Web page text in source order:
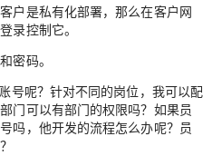
户是私有化部署，那么在客户网
录控制它。
密码。
号呢？针对不同的岗位，我可以配
门可以有部门的权限吗？如果员
吗，他开发的流程怎么办呢？员